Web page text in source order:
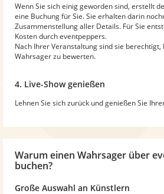
Wenn Sie sich einig geworden sind, erstellt
eine Buchung für Sie. Sie erhalten darin
Zusammenstellung aller Details. Für Sie
Kosten durch eventpeppers.
Nach Ihrer Veranstaltung sind sie berechtigt,
Wahrsager zu bewerten.
4. Live-Show genießen
Lehnen Sie sich zurück und genießen Sie
Warum einen Wahrsager über
buchen?
Große Auswahl an Künstlern